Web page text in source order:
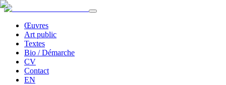
Œuvres
Art public
Textes
Bio / Démarche
CV
Contact
EN